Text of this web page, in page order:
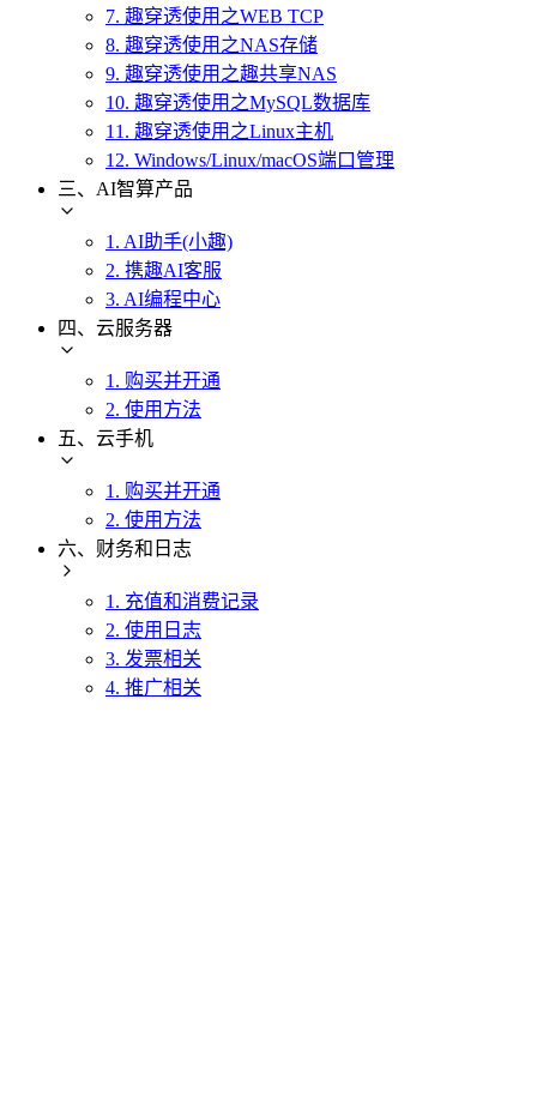
7. 趣穿透使用之WEB TCP
8. 趣穿透使用之NAS存储
9. 趣穿透使用之趣共享NAS
10. 趣穿透使用之MySQL数据库
11. 趣穿透使用之Linux主机
12. Windows/Linux/macOS端口管理
三、AI智算产品
1. AI助手(小趣)
2. 携趣AI客服
3. AI编程中心
四、云服务器
1. 购买并开通
2. 使用方法
五、云手机
1. 购买并开通
2. 使用方法
六、财务和日志
1. 充值和消费记录
2. 使用日志
3. 发票相关
4. 推广相关